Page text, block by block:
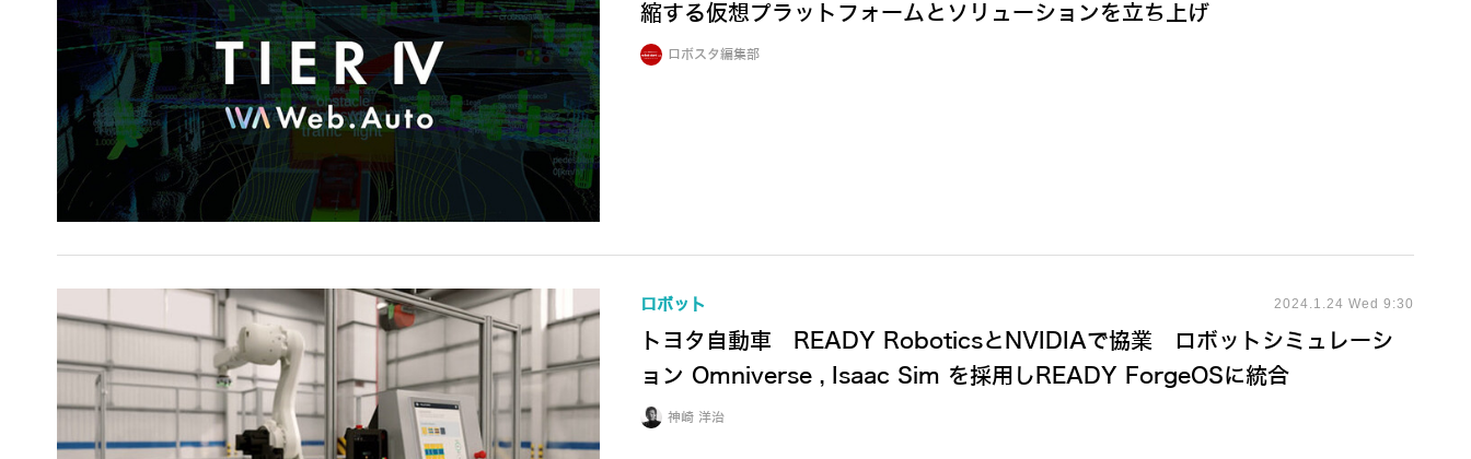
縮する仮想プラットフォームとソリューションを立ち上げ
ロボスタ編集部
ロボット 2024.1.24 Wed 9:30
トヨタ自動車 READY RoboticsとNVIDIAで協業 ロボットシミュレーシ
ョン Omniverse , Isaac Sim を採用しREADY ForgeOSに統合
神崎 洋治